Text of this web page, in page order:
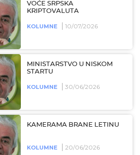
VOĆE SRPSKA
KRIPTOVALUTA
KOLUMNE 10/07/2026
MINISTARSTVO U NISKOM
STARTU
KOLUMNE 30/06/2026
KAMERAMA BRANE LETINU
KOLUMNE 20/06/2026